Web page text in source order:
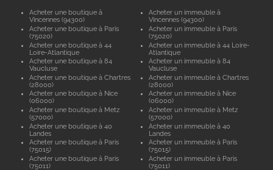
Acheter une boutique à
Vincennes (94300)
Acheter une boutique à Paris
(75020)
Acheter une boutique à 44
Loire-Atlantique
Acheter une boutique à 84
Vaucluse
Acheter une boutique à Chartres
(28000)
Acheter une boutique à Nice
(06000)
Acheter une boutique à Metz
(57000)
Acheter une boutique à 40
Landes
Acheter une boutique à Paris
(75015)
Acheter une boutique à Paris
(75011)
Acheter un immeuble à
Vincennes (94300)
Acheter un immeuble à Paris
(75020)
Acheter un immeuble à 44 Loire-
Atlantique
Acheter un immeuble à 84
Vaucluse
Acheter un immeuble à Chartres
(28000)
Acheter un immeuble à Nice
(06000)
Acheter un immeuble à Metz
(57000)
Acheter un immeuble à 40
Landes
Acheter un immeuble à Paris
(75015)
Acheter un immeuble à Paris
(75011)